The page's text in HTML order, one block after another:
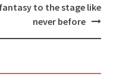
fantasy to the stage like
never before